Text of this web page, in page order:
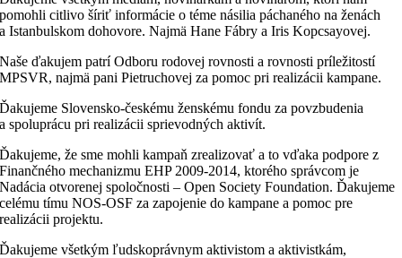
pomohli citlivo šíriť informácie o téme násilia páchaného na ženách
a Istanbulskom dohovore. Najmä Hane Fábry a Iris Kopcsayovej.
Naše ďakujem patrí Odboru rodovej rovnosti a rovnosti príležitostí
MPSVR, najmä pani Pietruchovej za pomoc pri realizácii kampane.
Ďakujeme Slovensko-českému ženskému fondu za povzbudenia
a spoluprácu pri realizácii sprievodných aktivít.
Ďakujeme, že sme mohli kampaň zrealizovať a to vďaka podpore z
Finančného mechanizmu EHP 2009-2014, ktorého správcom je
Nadácia otvorenej spoločnosti – Open Society Foundation. Ďakujeme
celému tímu NOS-OSF za zapojenie do kampane a pomoc pre
realizácii projektu.
Ďakujeme všetkým ľudskoprávnym aktivistom a aktivistkám,